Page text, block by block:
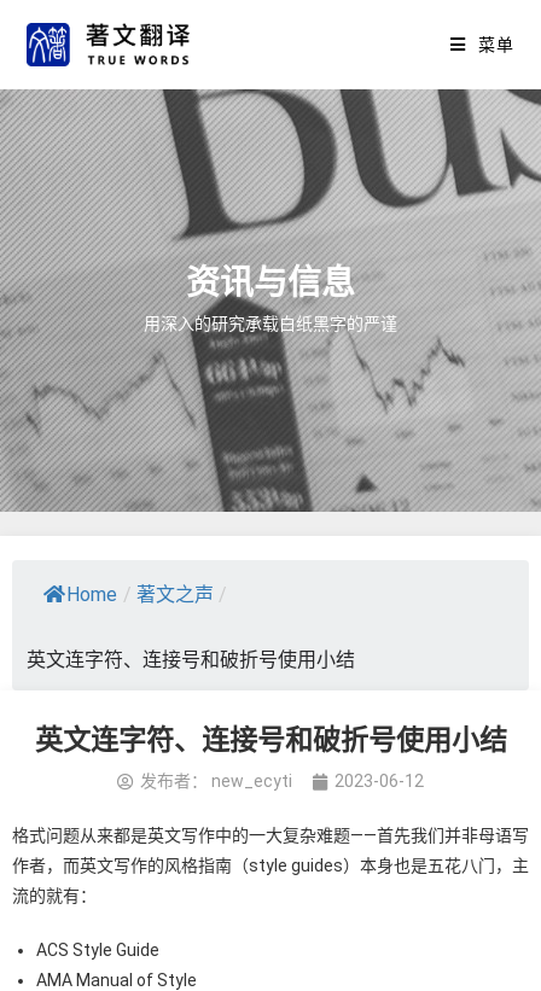
菜单
资讯与信息
用深入的研究承载白纸黑字的严谨
Home / 著文之声 /
英文连字符、连接号和破折号使用小结
英文连字符、连接号和破折号使用小结
发布者： new_ecyti 2023-06-12
格式问题从来都是英文写作中的一大复杂难题——首先我们并非母语写
作者，而英文写作的风格指南（style guides）本身也是五花八门，主
流的就有：
ACS Style Guide
AMA Manual of Style